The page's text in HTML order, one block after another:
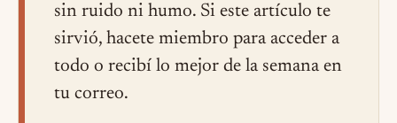
sin ruido ni humo. Si este artículo te
sirvió, hacete miembro para acceder a
todo o recibí lo mejor de la semana en
tu correo.